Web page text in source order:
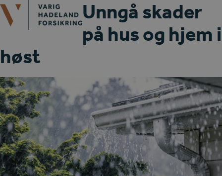
Skip
to
content
Open
mobile
menu
Close
mobile
menu
Unngå skader
på hus og hjem i
høst